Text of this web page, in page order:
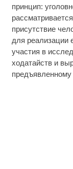
принцип:
присутствие
для реализации
участия в
ходатайств и